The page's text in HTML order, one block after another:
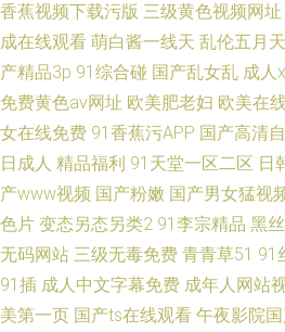
香蕉视频下载污版 三级黄色视频网址
成在线观看 萌白酱一线天 乱伦五月
产精品3p 91综合碰 国产乱女乱 成人
免费黄色av网址 欧美肥老妇 欧美在
女在线免费 91香蕉污APP 国产高清
日成人 精品福利 91天堂一区二区 日
产www视频 国产粉嫩 国产男女猛视
色片 变态另态另类2 91李宗精品 黑
无码网站 三级无毒免费 青青草51 91
91插 成人中文字幕免费 成年人网站
美第一页 国产ts在线观看 午夜影院